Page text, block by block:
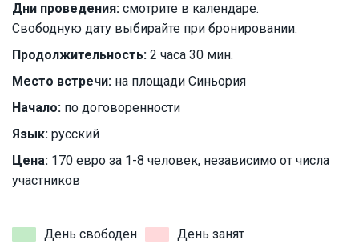
Дни проведения: смотрите в календаре.
Свободную дату выбирайте при бронировании.
Продолжительность: 2 часа 30 мин.
Место встречи: на площади Синьория
Начало: по договоренности
Язык: русский
Цена: 170 евро за 1-8 человек, независимо от числа
участников
День свободен
День занят